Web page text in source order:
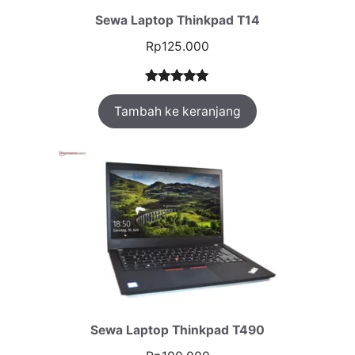
Sewa Laptop Thinkpad T14
Rp125.000
Peringkat
5.00dari 5
berdasarka
1
pelanggan
Tambah ke keranjang
Sewa Laptop Thinkpad T490